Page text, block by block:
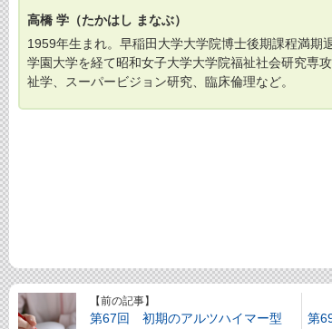
高橋 学（たかはし まなぶ）
1959年生まれ。早稲田大学大学院博士後期課程満期
学園大学を経て昭和女子大学大学院福祉社会研究専
祉学、スーパービジョン研究、臨床倫理など。
【前の記事】
第67回 初期のアルツハイマー型
第